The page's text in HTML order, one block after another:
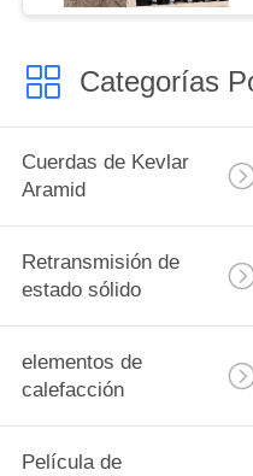
Categorías
Cuerdas de Kevlar
Aramid
Retransmisión de
estado sólido
elementos de
calefacción
Película de